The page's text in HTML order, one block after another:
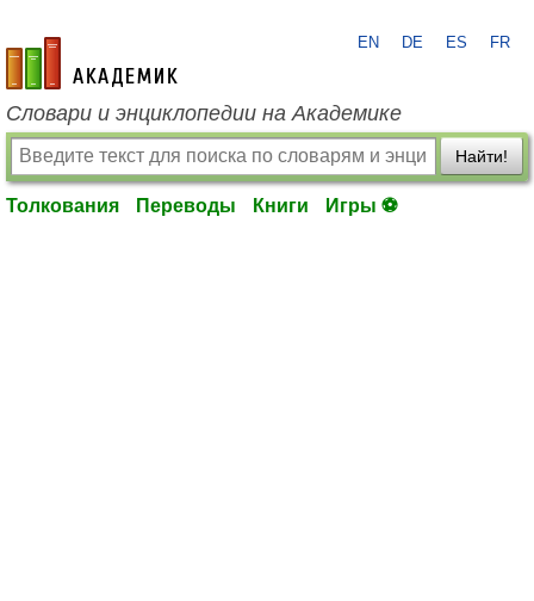
academic.ru
EN DE ES FR
Словари и энциклопедии на Академике
Найти!
Толкования Переводы Книги Игры ⚽